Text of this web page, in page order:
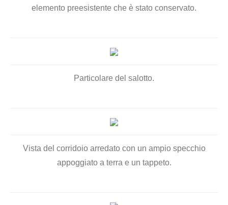
elemento preesistente che è stato conservato.
Particolare del salotto.
Vista del corridoio arredato con un ampio specchio
appoggiato a terra e un tappeto.